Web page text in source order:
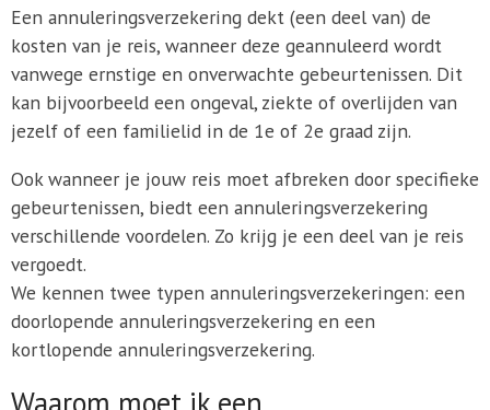
Een annuleringsverzekering dekt (een deel van) de
kosten van je reis, wanneer deze geannuleerd wordt
vanwege ernstige en onverwachte gebeurtenissen. Dit
kan bijvoorbeeld een ongeval, ziekte of overlijden van
jezelf of een familielid in de 1e of 2e graad zijn.
Ook wanneer je jouw reis moet afbreken door specifieke
gebeurtenissen, biedt een annuleringsverzekering
verschillende voordelen. Zo krijg je een deel van je reis
vergoedt.
We kennen twee typen annuleringsverzekeringen: een
doorlopende annuleringsverzekering en een
kortlopende annuleringsverzekering.
Waarom moet ik een